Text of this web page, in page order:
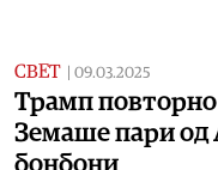
СВЕТ 09.03.2025
Трамп повторно
Земаше пари од
бонбони